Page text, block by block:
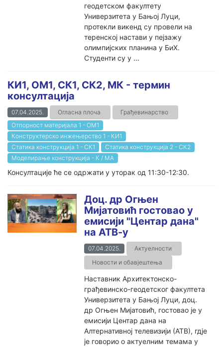
геодетском факултету
Универзитета у Бањој Луци,
протекли викенд су провели на
теренској настави у пејзажу
олимпијских планина у БиХ.
Студенти су у ...
КИ1, ОМ1, СК1, СК2, МК - термин
консултација
07.04.2025. Огласна плоча
Грађевинарство
Отпорност материјала 1 - ОМ1
Конструктерско инжењерство 1 - КИ1
Статика конструкција 1 - СК1
Статика конструкција 2 - СК2
Моделирање конструкција - К / МА
Консултације ће се одржати у уторак од 11:30-12:30.
Доц. др Огњен
Мијатовић гостовао у
емисији "Центар дана"
на АТВ-у
07.04.2025.
Актуелности
Новости и обавјештења
Наставник Архитектонско-
грађевинско-геодетског факултета
Универзитета у Бањој Луци, доц.
др Огњен Мијатовић, гостовао је у
емисији Центар дана на
Алтернативној телевизији (АТВ), гдје
је говорио о актуелним темама у